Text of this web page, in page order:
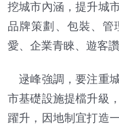
挖城市內涵，提升城
品牌策劃、包裝、管
愛、企業青睞、遊客讚
逯峰強調，要注重
市基礎設施提檔升級
躍升，因地制宜打造